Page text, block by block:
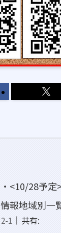
・<10/28予
情報地域別一
共有: